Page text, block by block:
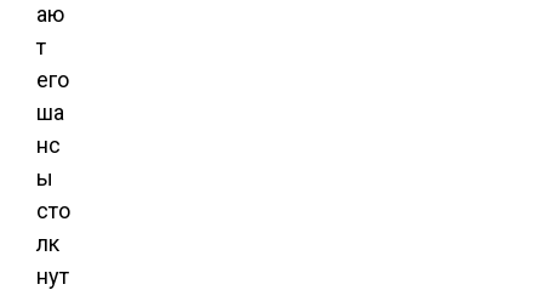
аю
т
его
ша
нс
ы
сто
лк
нут